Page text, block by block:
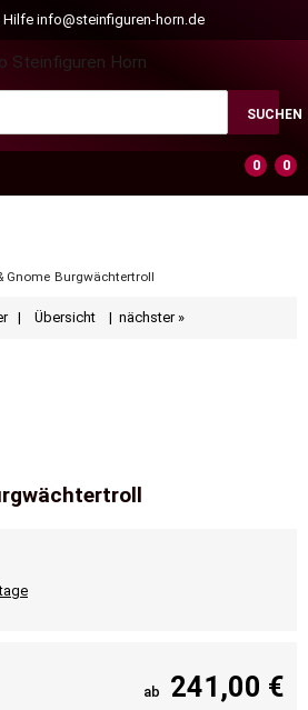
Hilfe info@steinfiguren-horn.de
SUCHEN
0
0
Gnome Burgwächtertroll
| Übersicht | nächster »
ab 241,00 €